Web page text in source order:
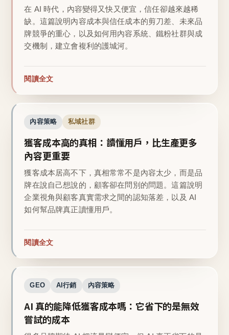
在 AI 時代，內容變得又快又便宜，信任卻越來越稀
缺。這篇說明內容成本與信任成本的剪刀差、未來品
牌競爭的重心，以及如何用內容系統、鐵粉社群與成
交機制，建立會複利的護城河。
閱讀全文
內容策略 私域社群
獲客成本高的真相：讀懂用戶，比生產更多
內容更重要
獲客成本居高不下，真相常常不是內容太少，而是品
牌在說自己想說的，顧客卻在問別的問題。這篇說明
企業視角與顧客真實需求之間的認知落差，以及 AI
如何幫品牌真正讀懂用戶。
閱讀全文
GEO AI行銷 內容策略
AI 真的能降低獲客成本嗎：它省下的是無效
嘗試的成本